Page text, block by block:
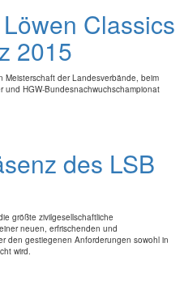
Classics
2015
Meisterschaft der Landesverbände, beim
und HGW-Bundesnachwuchschampionat
des LSB
größte zivilgesellschaftliche
neuen, erfrischenden und
den gestiegenen Anforderungen sowohl in
wird.